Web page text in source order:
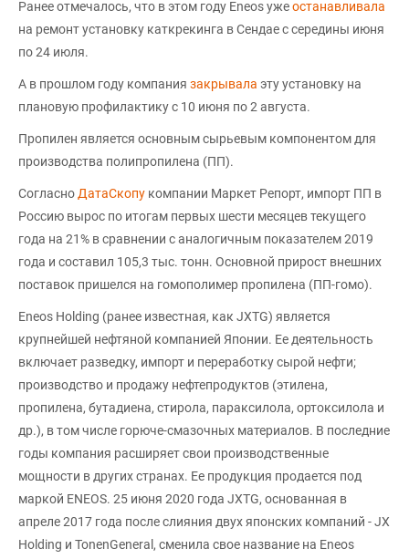
Ранее отмечалось, что в этом году Eneos ужеостанавливала
на ремонт установку каткрекинга в Сендае с середины июня
по 24 июля.
А в прошлом году компания закрывала эту установку на
плановую профилактику с 10 июня по 2 августа.
Пропилен является основным сырьевым компонентом для
производства полипропилена (ПП).
Согласно ДатаСкопу компании Маркет Репорт, импорт ПП в
Россию вырос по итогам первых шести месяцев текущего
года на 21% в сравнении с аналогичным показателем 2019
года и составил 105,3 тыс. тонн. Основной прирост внешних
поставок пришелся на гомополимер пропилена (ПП-гомо).
Eneos Holding (ранее известная, как JXTG) является
крупнейшей нефтяной компанией Японии. Ее деятельность
включает разведку, импорт и переработку сырой нефти;
производство и продажу нефтепродуктов (этилена,
пропилена, бутадиена, стирола, параксилола, ортоксилола и
др.), в том числе горюче-смазочных материалов. В последние
годы компания расширяет свои производственные
мощности в других странах. Ее продукция продается под
маркой ENEOS. 25 июня 2020 года JXTG, основанная в
апреле 2017 года после слияния двух японских компаний - JX
Holding и TonenGeneral, сменила свое название на Eneos